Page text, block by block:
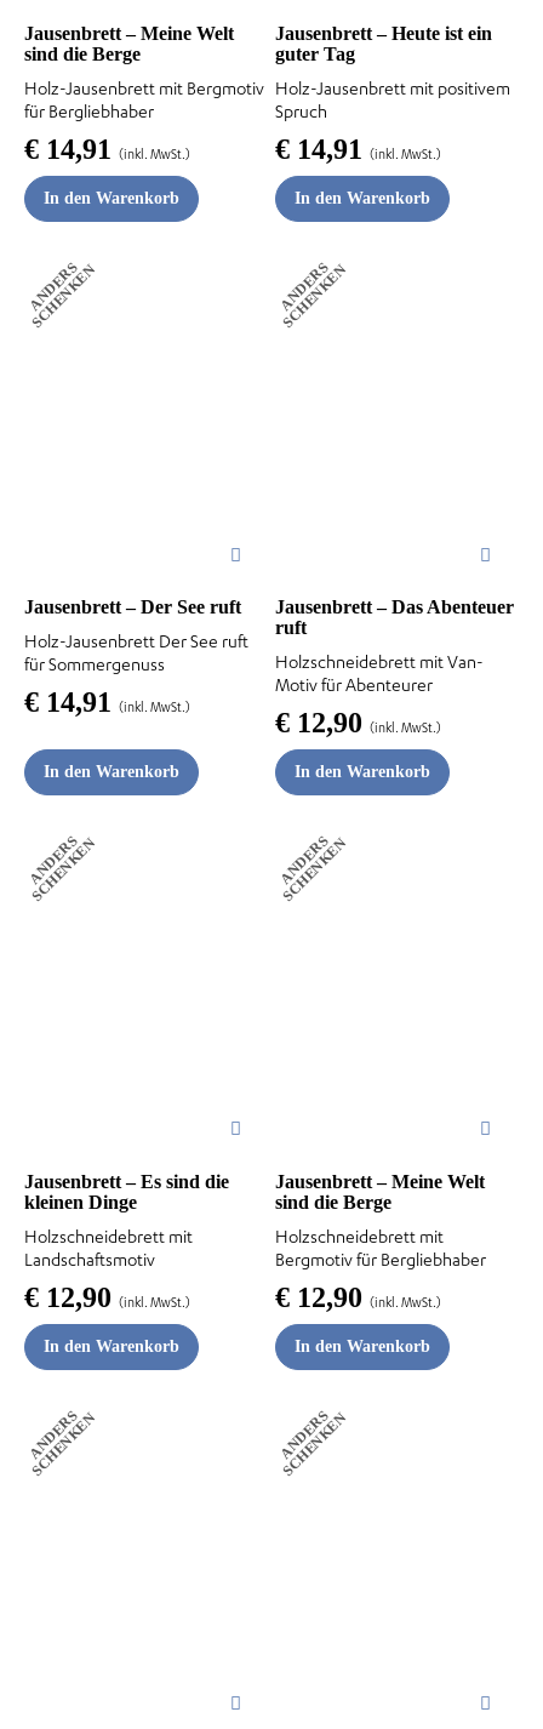
Jausenbrett – Meine Welt
sind die Berge
Holz-Jausenbrett mit Bergmotiv
für Bergliebhaber
€ 14,91 (inkl. MwSt.)
In den Warenkorb
Jausenbrett – Heute ist ein
guter Tag
Holz-Jausenbrett mit positivem
Spruch
€14,91 (inkl. MwSt.)
In den Warenkorb
A
N
D
E
R
S
S
C
H
E
N
K
E
N
Jausenbrett – Der See ruft
Holz-Jausenbrett Der See ruft
für Sommergenuss
€ 14,91 (inkl. MwSt.)
In den Warenkorb
A
N
D
E
R
S
S
C
H
E
N
K
E
N
Jausenbrett – Das Abenteuer
ruft
Holzschneidebrett mit Van-
Motiv für Abenteurer
€12,90 (inkl. MwSt.)
In den Warenkorb
A
N
D
E
R
S
S
C
H
E
N
K
E
N
Jausenbrett – Es sind die
kleinen Dinge
Holzschneidebrett mit
Landschaftsmotiv
€ 12,90 (inkl. MwSt.)
In den Warenkorb
A
N
D
E
R
S
S
C
H
E
N
K
E
N
Jausenbrett – Meine Welt
sind die Berge
Holzschneidebrett mit
Bergmotiv für Bergliebhaber
€12,90 (inkl. MwSt.)
In den Warenkorb
A
N
D
E
R
S
S
C
H
E
N
K
E
N A
N
D
E
R
S
S
C
H
E
N
K
E
N